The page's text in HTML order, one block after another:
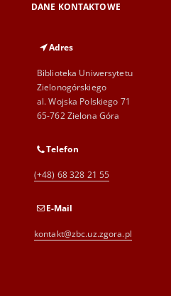
DANE KONTAKTOWE
Adres
Biblioteka Uniwersytetu
Zielonogórskiego
al. Wojska Polskiego 71
65-762 Zielona Góra
Telefon
(+48) 68 328 21 55
E-Mail
kontakt@zbc.uz.zgora.pl